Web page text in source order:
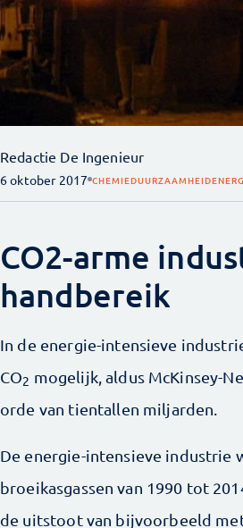
Redactie De Ingenieur
6 oktober 2017 CHEMIEDUURZAAMHEID
CO2-arme
handbereik
In de energie-intensieve
CO2 mogelijk, aldus McKinsey-
orde van tientallen miljarden.
De energie-intensieve industrie
broeikasgassen van 1990 tot
de uitstoot van bijvoorbeeld